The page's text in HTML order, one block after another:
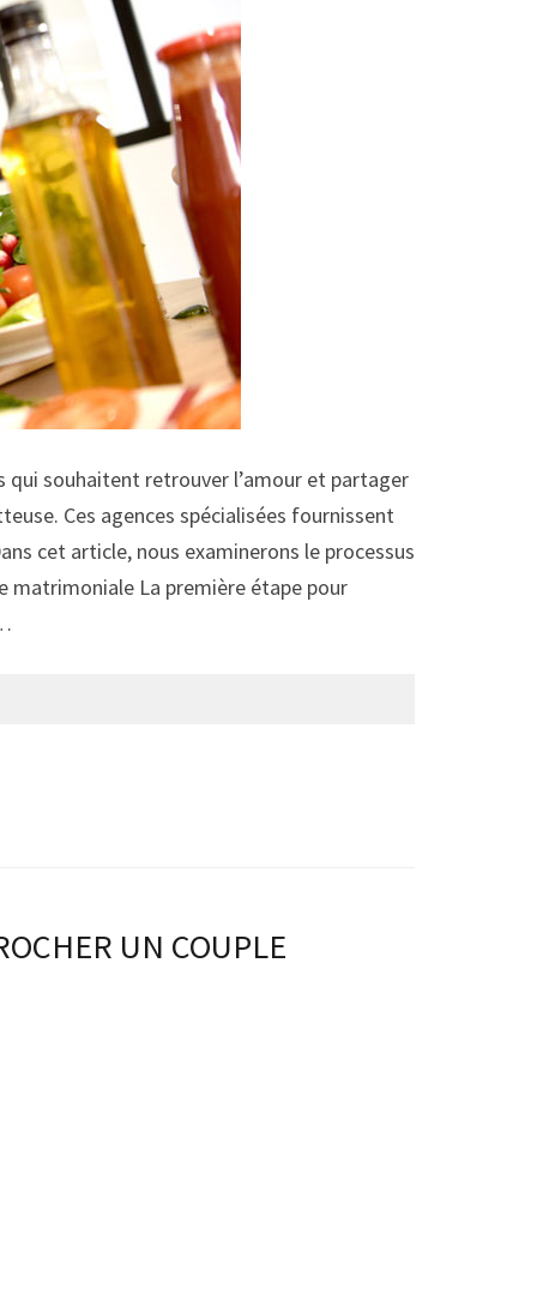
qui souhaitent retrouver l’amour et partager
Ces agences spécialisées fournissent
cet article, nous examinerons le processus
matrimoniale La première étape pour
UN COUPLE